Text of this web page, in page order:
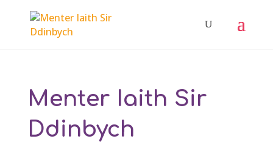
Menter Iaith Sir
Ddinbych